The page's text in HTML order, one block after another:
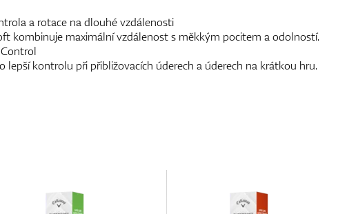
a rotace na dlouhé vzdálenosti
kombinuje maximální vzdálenost s měkkým pocitem a odolností.
lepší kontrolu při přibližovacích úderech a úderech na krátkou hru.